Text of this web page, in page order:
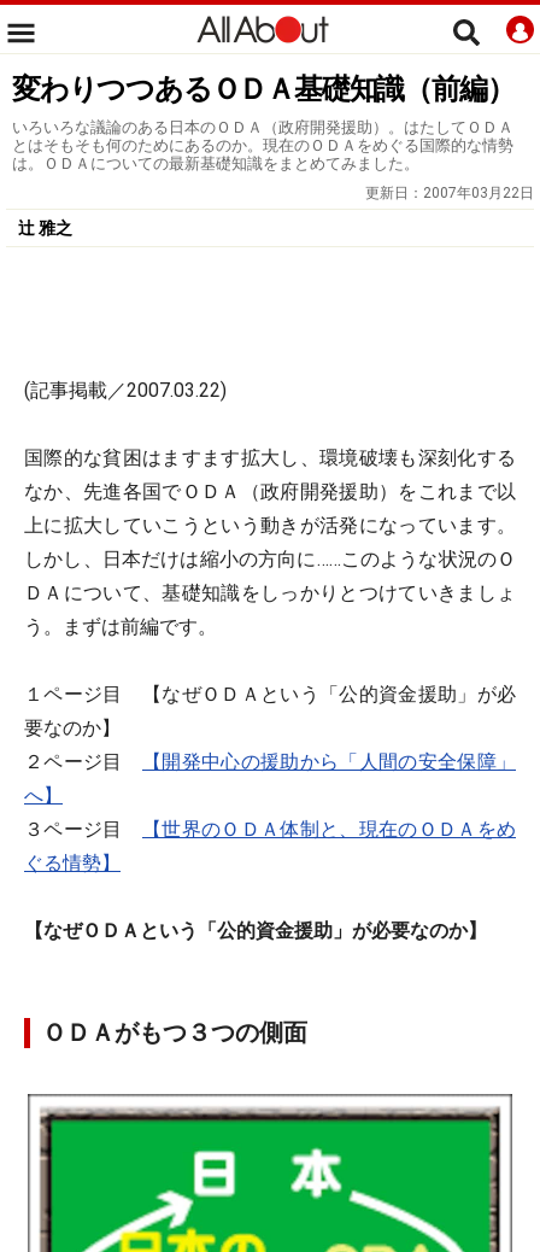
変わりつつあるＯＤＡ基礎知識（前編）
いろいろな議論のある日本のＯＤＡ（政府開発援助）。はたしてＯＤＡ
とはそもそも何のためにあるのか。現在のＯＤＡをめぐる国際的な情勢
は。ＯＤＡについての最新基礎知識をまとめてみました。
更新日： 2007年03月22日
辻 雅之
(記事掲載／2007.03.22)
国際的な貧困はますます拡大し、環境破壊も深刻化する
なか、先進各国でＯＤＡ（政府開発援助）をこれまで以
上に拡大していこうという動きが活発になっています。
しかし、日本だけは縮小の方向に……このような状況のＯ
ＤＡについて、基礎知識をしっかりとつけていきましょ
う。まずは前編です。
１ページ目 【なぜＯＤＡという「公的資金援助」が必
要なのか】
２ページ目
【開発中心の援助から「人間の安全保障」
へ】
３ページ目
【世界のＯＤＡ体制と、現在のＯＤＡをめ
ぐる情勢】
【なぜＯＤＡという「公的資金援助」が必要なのか】
ＯＤＡがもつ３つの側面